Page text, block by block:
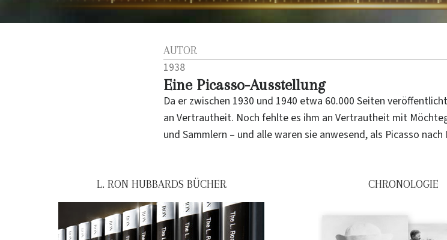
AUTOR
1938
Eine Picasso-Ausstellung
Da er zwischen 1930 und 1940 etwa 60.000 Seiten
an Vertrautheit. Noch fehlte es ihm an Vertrautheit mit
und Sammlern – und alle waren sie anwesend, als Picasso
L. RON HUBBARDS BÜCHER CHRONOLOGIE